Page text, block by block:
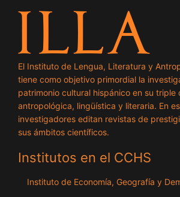
El Instituto de Lengua, Literatura y
tiene como objetivo primordial la
patrimonio cultural hispánico en su triple
antropológica, lingüística y literaria. En
investigadores editan revistas de
sus ámbitos científicos.
Institutos en el CCHS
Instituto de Economía, Geografía y